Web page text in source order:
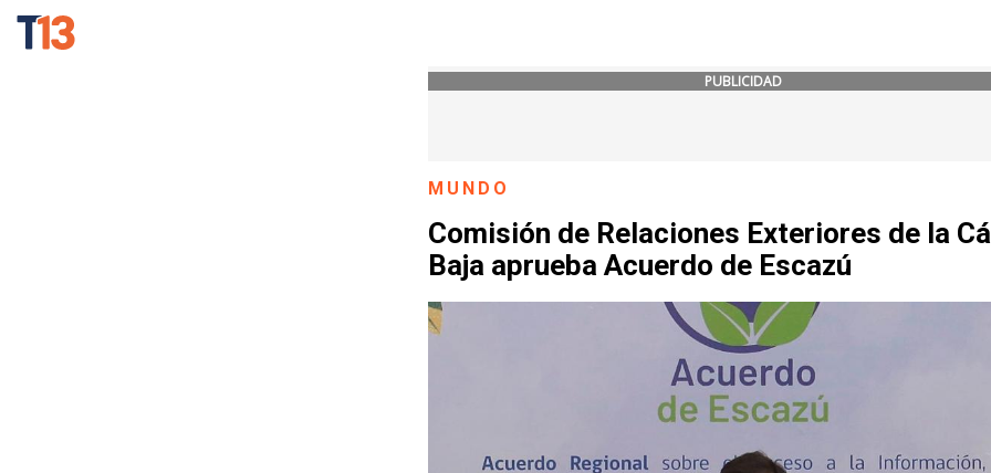
PUBLICIDAD
MUNDO
Comisión de Relaciones Exteriores de la
Baja aprueba Acuerdo de Escazú